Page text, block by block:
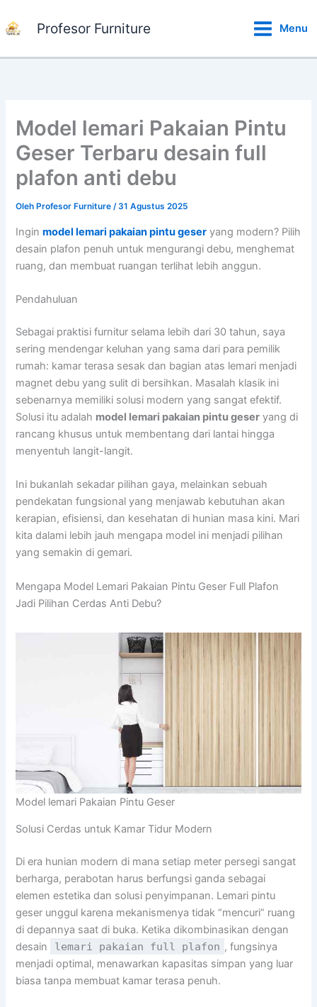
ke
Profesor Furniture Menu
Model lemari Pakaian Pintu
Geser Terbaru desain full
plafon anti debu
Oleh Profesor Furniture/31 Agustus 2025
Inginmodel lemari pakaian pintu geser yang modern? Pilih
desain plafon penuh untuk mengurangi debu, menghemat
ruang, dan membuat ruangan terlihat lebih anggun.
Pendahuluan
Sebagai praktisi furnitur selama lebih dari 30 tahun, saya
sering mendengar keluhan yang sama dari para pemilik
rumah: kamar terasa sesak dan bagian atas lemari menjadi
magnet debu yang sulit di bersihkan. Masalah klasik ini
sebenarnya memiliki solusi modern yang sangat efektif.
Solusi itu adalah model lemari pakaian pintu geser yang di
rancang khusus untuk membentang dari lantai hingga
menyentuh langit-langit.
Ini bukanlah sekadar pilihan gaya, melainkan sebuah
pendekatan fungsional yang menjawab kebutuhan akan
kerapian, efisiensi, dan kesehatan di hunian masa kini. Mari
kita dalami lebih jauh mengapa model ini menjadi pilihan
yang semakin di gemari.
Mengapa Model Lemari Pakaian Pintu Geser Full Plafon
Jadi Pilihan Cerdas Anti Debu?
Model lemari Pakaian Pintu Geser
Solusi Cerdas untuk Kamar Tidur Modern
Di era hunian modern di mana setiap meter persegi sangat
berharga, perabotan harus berfungsi ganda sebagai
elemen estetika dan solusi penyimpanan. Lemari pintu
geser unggul karena mekanismenya tidak “mencuri” ruang
di depannya saat di buka. Ketika dikombinasikan dengan
desain
lemari pakaian full plafon , fungsinya
menjadi optimal, menawarkan kapasitas simpan yang luar
biasa tanpa membuat kamar terasa penuh.